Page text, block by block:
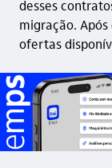
desses
migração.
ofertas